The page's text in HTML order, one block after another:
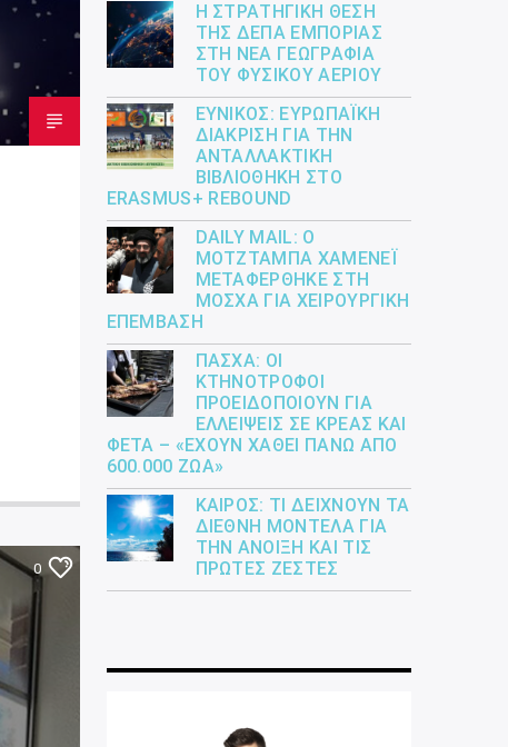
0
Η ΣΤΡΑΤΗΓΙΚΉ ΘΈΣΗ
ΤΗΣ ΔΕΠΑ ΕΜΠΟΡΊΑΣ
ΣΤΗ ΝΈΑ ΓΕΩΓΡΑΦΊΑ
ΤΟΥ ΦΥΣΙΚΟΎ ΑΕΡΊΟΥ
ΕΎΝΙΚΟΣ: ΕΥΡΩΠΑΪΚΉ
ΔΙΆΚΡΙΣΗ ΓΙΑ ΤΗΝ
ΑΝΤΑΛΛΑΚΤΙΚΉ
ΒΙΒΛΙΟΘΉΚΗ ΣΤΟ
ERASMUS+ REBOUND
DAILY MAIL: Ο
ΜΟΤΖΤΆΜΠΑ ΧΑΜΕΝΕΪ́
ΜΕΤΑΦΈΡΘΗΚΕ ΣΤΗ
ΜΌΣΧΑ ΓΙΑ ΧΕΙΡΟΥΡΓΙΚΉ
ΕΠΈΜΒΑΣΗ
ΠΆΣΧΑ: ΟΙ
ΚΤΗΝΟΤΡΌΦΟΙ
ΠΡΟΕΙΔΟΠΟΙΟΎΝ ΓΙΑ
ΕΛΛΕΊΨΕΙΣ ΣΕ ΚΡΈΑΣ ΚΑΙ
ΦΈΤΑ – «ΈΧΟΥΝ ΧΑΘΕΊ ΠΆΝΩ ΑΠΌ
600.000 ΖΏΑ»
ΚΑΙΡΌΣ: ΤΙ ΔΕΊΧΝΟΥΝ ΤΑ
ΔΙΕΘΝΉ ΜΟΝΤΈΛΑ ΓΙΑ
ΤΗΝ ΆΝΟΙΞΗ ΚΑΙ ΤΙΣ
ΠΡΏΤΕΣ ΖΈΣΤΕΣ